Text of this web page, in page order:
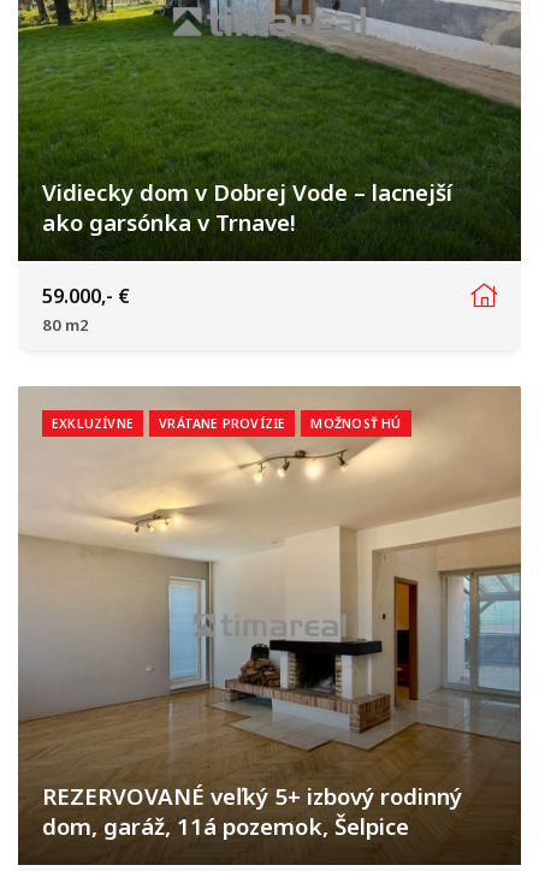
Vidiecky dom v Dobrej Vode – lacnejší
ako garsónka v Trnave!
Dobrá Voda
59.000,- €
80 m2
EXKLUZÍVNE VRÁTANE PROVÍZIE MOŽNOSŤ HÚ
REZERVOVANÉ veľký 5+ izbový rodinný
dom, garáž, 11á pozemok, Šelpice